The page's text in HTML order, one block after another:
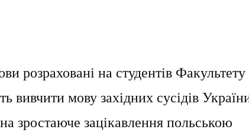
розраховані на студентів Факультету
мову західних сусідів
зростаюче зацікавлення польською